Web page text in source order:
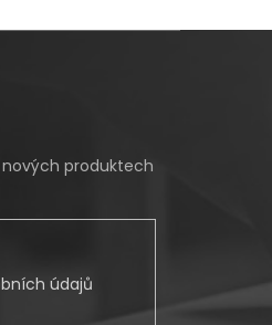
produktech
údajů